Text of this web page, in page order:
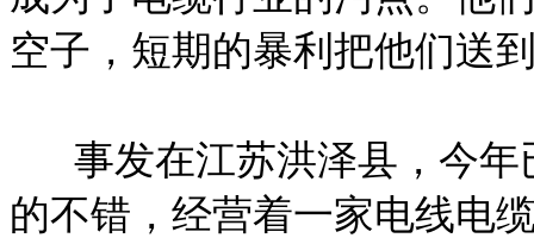
空子，短期的暴利把他们送
事发在江苏洪泽县，今年
的不错，经营着一家电线电